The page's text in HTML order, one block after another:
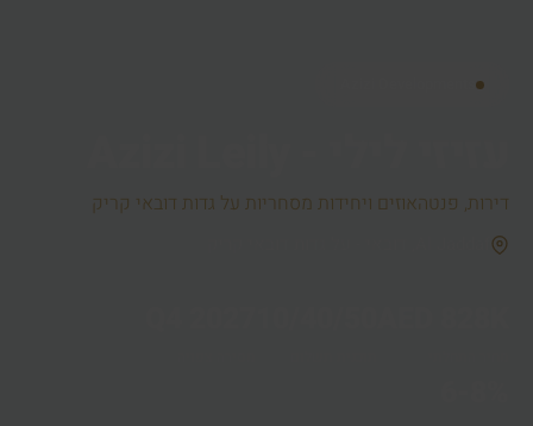
דירות, פנטהאוזים ויחידות מסחריות על גדות דובאי קריק